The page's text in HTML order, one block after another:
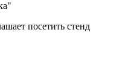
посетить стенд